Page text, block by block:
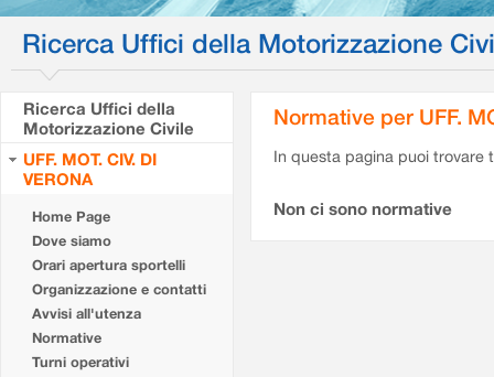
Ricerca Uffici della Motorizzazione
Ricerca Uffici della
Motorizzazione Civile
UFF. MOT. CIV. DI
VERONA
Home Page
Dove siamo
Orari apertura sportelli
Organizzazione e contatti
Avvisi all'utenza
Normative
Turni operativi
Normative per UFF.
In questa pagina puoi
Non ci sono normative